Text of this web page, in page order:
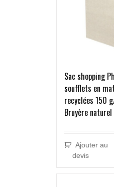
Sac shopping
soufflets en
recyclées 150
Bruyère naturel
Ajouter au
devis